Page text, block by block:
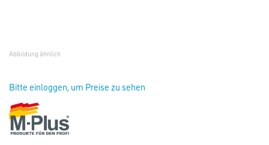
Abbildung ähnlich
Bitte einloggen, um Preise zu sehen